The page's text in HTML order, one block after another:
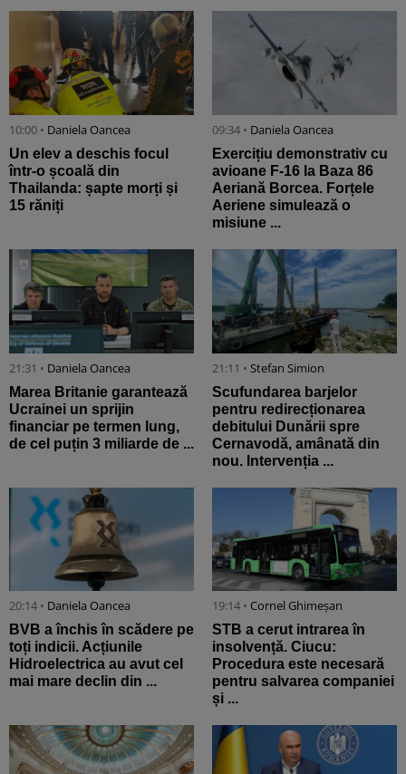
10:00 • Daniela Oancea
Un elev a deschis focul
într-o școală din
Thailanda: șapte morți și
15 răniți
09:34 • Daniela Oancea
Exercițiu demonstrativ cu
avioane F-16 la Baza 86
Aeriană Borcea. Forțele
Aeriene simulează o
misiune ...
21:31 • Daniela Oancea
Marea Britanie garantează
Ucrainei un sprijin
financiar pe termen lung,
de cel puțin 3 miliarde de ...
21:11 • Stefan Simion
Scufundarea barjelor
pentru redirecționarea
debitului Dunării spre
Cernavodă, amânată din
nou. Intervenția ...
20:14 • Daniela Oancea
BVB a închis în scădere pe
toți indicii. Acțiunile
Hidroelectrica au avut cel
mai mare declin din ...
19:14 • Cornel Ghimeșan
STB a cerut intrarea în
insolvență. Ciucu:
Procedura este necesară
pentru salvarea companiei
și ...